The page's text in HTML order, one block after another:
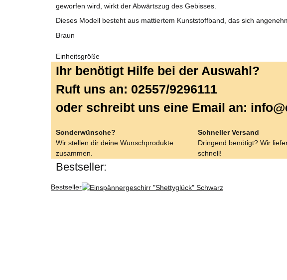
geworfen wird, wirkt der Abwärtszug des Gebisses.
Dieses Modell besteht aus mattiertem Kunststoffband, das sich
Braun
Einheitsgröße
Ihr benötigt Hilfe bei der Auswahl?
Ruft uns an: 02557/9296111
oder schreibt uns eine Email an:
Sonderwünsche?
Wir stellen dir deine Wunschprodukte
zusammen.
Schneller Versand
Dringend benötigt? Wir
schnell!
Bestseller:
Bestseller